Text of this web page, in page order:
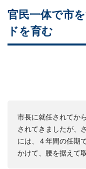
官民一体で市
ドを育む
市長に就任されてか
されてきましたが、
には、４年間の任期
かけて、腰を据えて